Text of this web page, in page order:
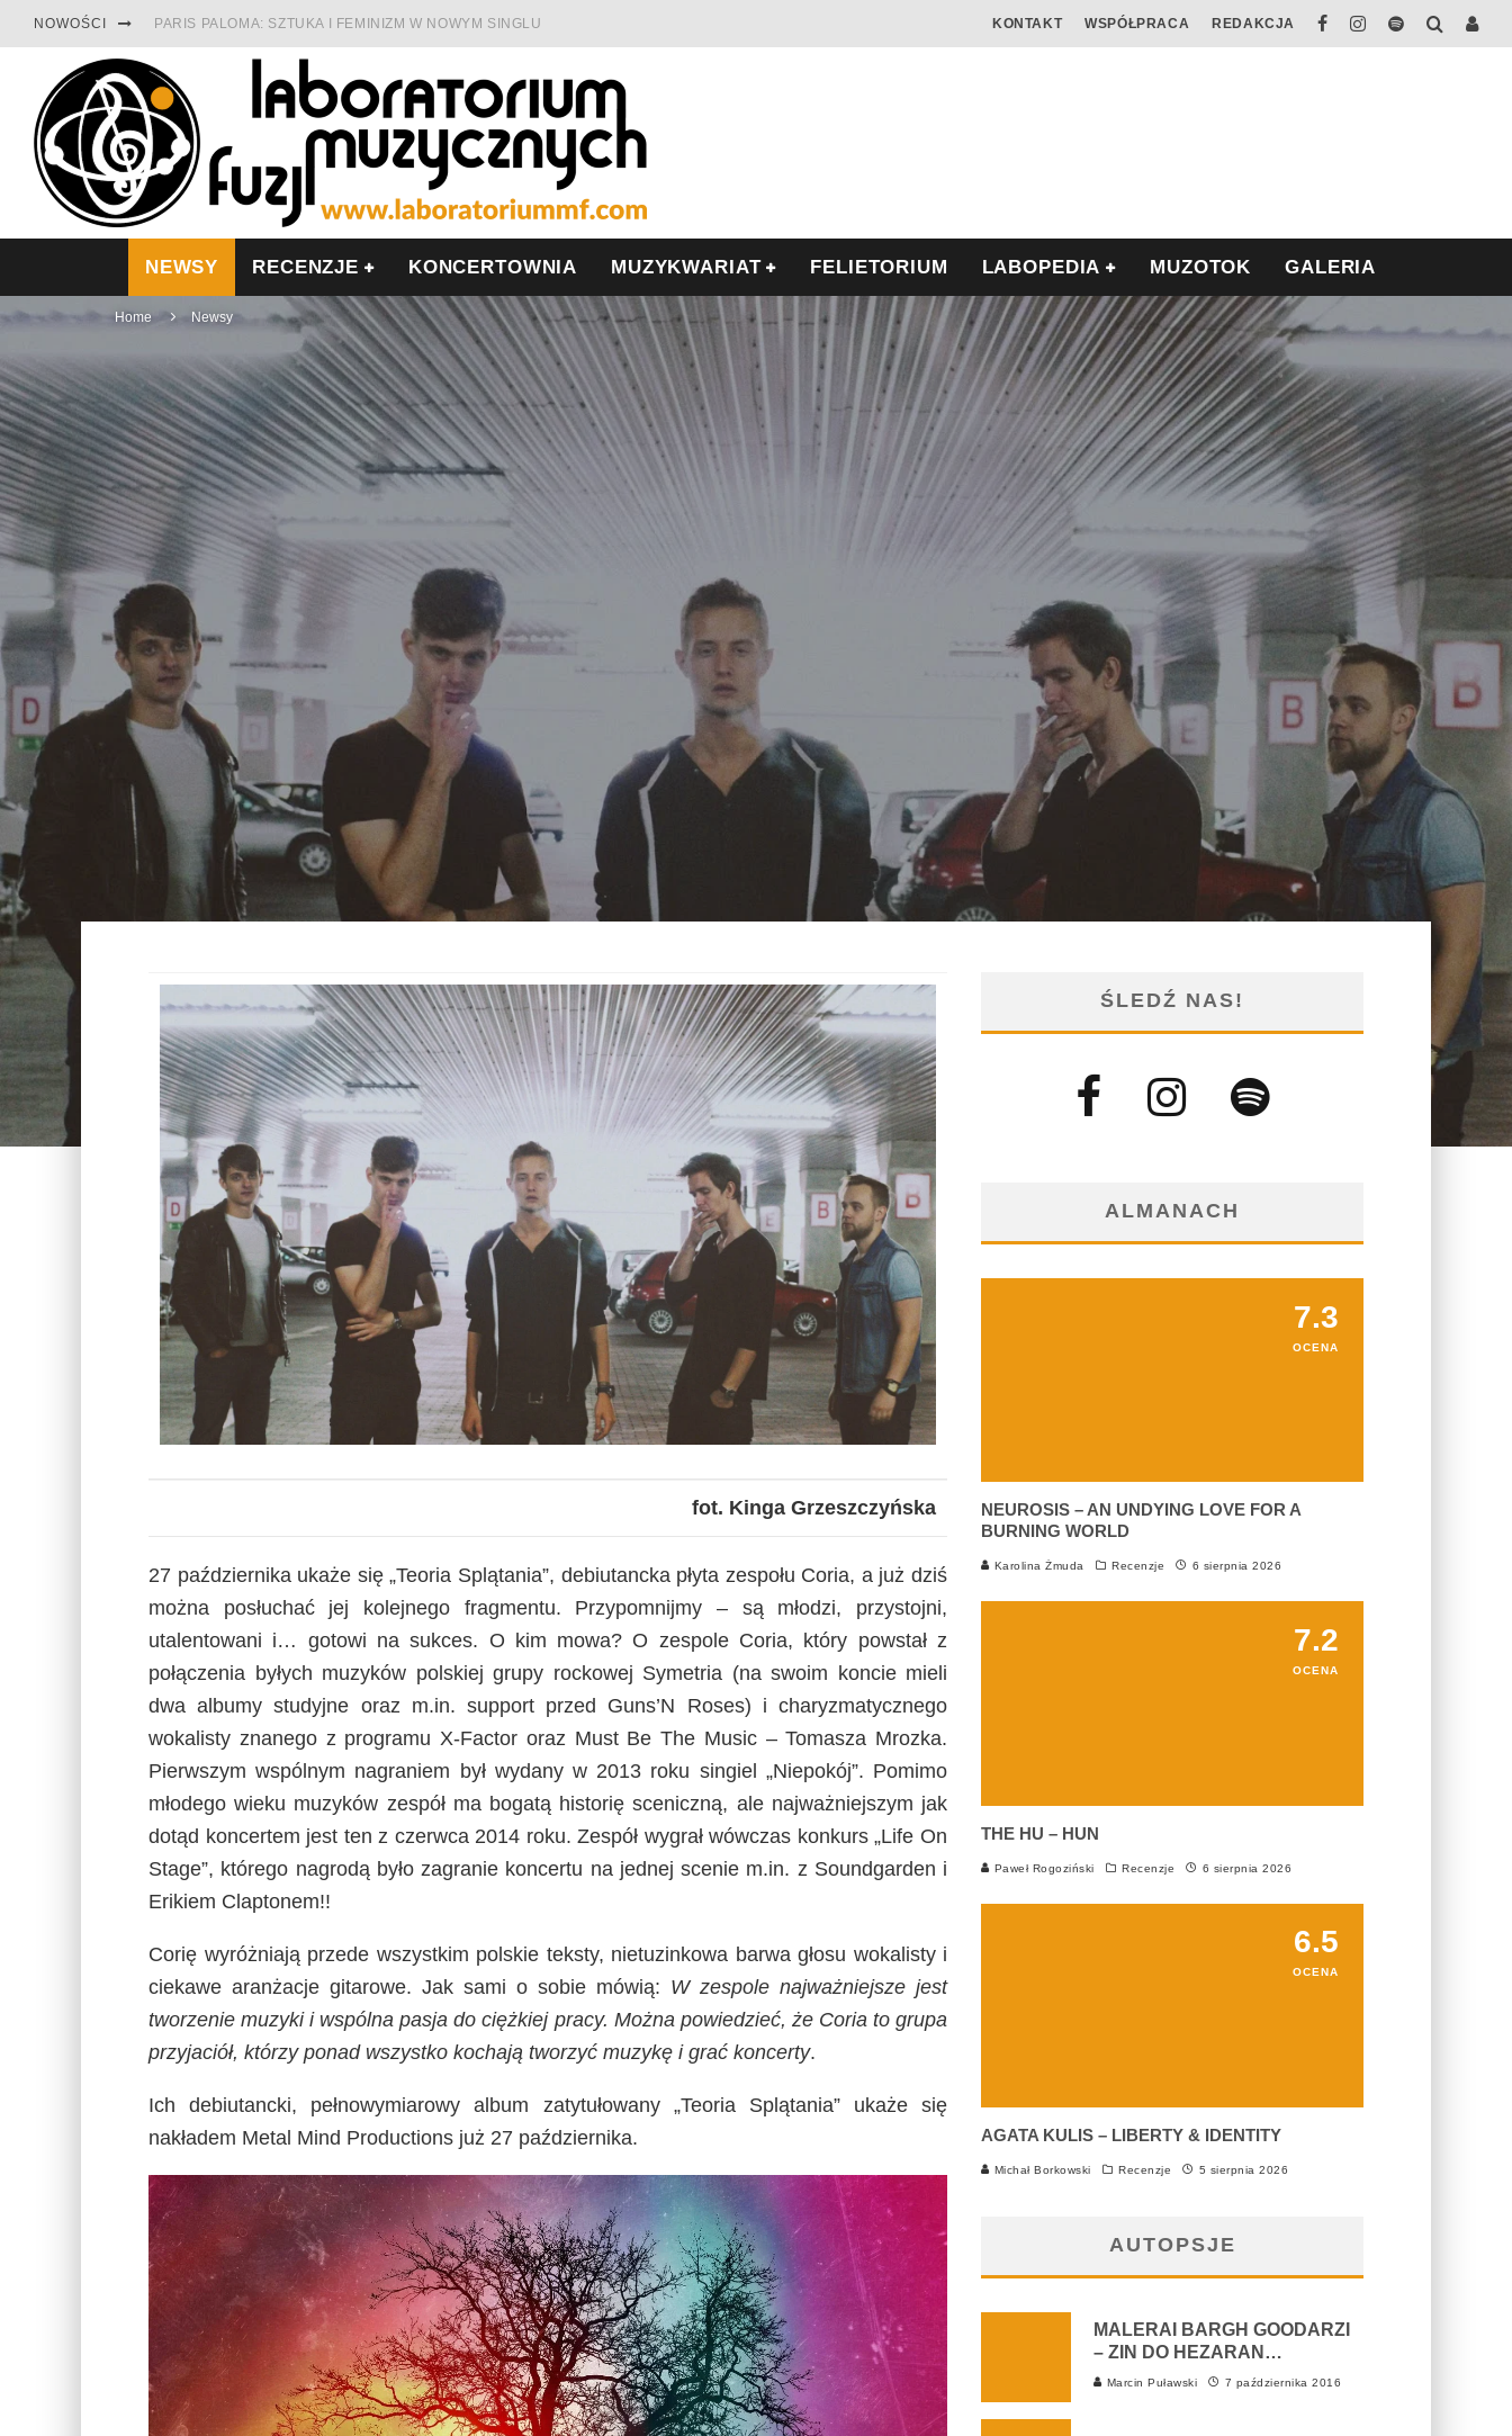
NOWOŚCI PARIS PALOMA: SZTUKA I FEMINIZM W NOWYM SINGLU
TABULA RASA Z SINGLEM DIAMENTY. SAMOTNOŚĆ I OPÓR
CINNAMON GUM MIĘDZY SOULEM A PAMIĘCIĄ
FRANCUSKI PROG METAL WEDŁUG DUALISIS
LESZEK KUŁAKOWSKI NAGRAŁ JAZZFONIĘ O POLSCE
KONTAKT WSPÓŁPRACA REDAKCJA
NEWSY RECENZJE KONCERTOWNIA MUZYKWARIAT FELIETORIUM LABOPEDIA MUZOTOK GALERIA
Home Newsy
fot. Kinga Grzeszczyńska
27 października ukaże się „Teoria Splątania”, debiutancka płyta zespołu Coria, a już dziś
można posłuchać jej kolejnego fragmentu. Przypomnijmy – są młodzi, przystojni,
utalentowani i… gotowi na sukces. O kim mowa? O zespole Coria, który powstał z
połączenia byłych muzyków polskiej grupy rockowej Symetria (na swoim koncie mieli
dwa albumy studyjne oraz m.in. support przed Guns’N Roses) i charyzmatycznego
wokalisty znanego z programu X-Factor oraz Must Be The Music – Tomasza Mrozka.
Pierwszym wspólnym nagraniem był wydany w 2013 roku singiel „Niepokój”. Pomimo
młodego wieku muzyków zespół ma bogatą historię sceniczną, ale najważniejszym jak
dotąd koncertem jest ten z czerwca 2014 roku. Zespół wygrał wówczas konkurs „Life On
Stage”, którego nagrodą było zagranie koncertu na jednej scenie m.in. z Soundgarden i
Erikiem Claptonem!!
Corię wyróżniają przede wszystkim polskie teksty, nietuzinkowa barwa głosu wokalisty i
ciekawe aranżacje gitarowe. Jak sami o sobie mówią: W zespole najważniejsze jest
tworzenie muzyki i wspólna pasja do ciężkiej pracy. Można powiedzieć, że Coria to grupa
przyjaciół, którzy ponad wszystko kochają tworzyć muzykę i grać koncerty.
Ich debiutancki, pełnowymiarowy album zatytułowany „Teoria Splątania” ukaże się
nakładem Metal Mind Productions już 27 października.
ŚLEDŹ NAS!
ALMANACH
7.3
OCENA
NEUROSIS – AN UNDYING LOVE FOR A
BURNING WORLD
Karolina Żmuda Recenzje 6 sierpnia 2026
7.2
OCENA
THE HU – HUN
Paweł Rogoziński Recenzje 6 sierpnia 2026
6.5
OCENA
AGATA KULIS – LIBERTY & IDENTITY
Michał Borkowski Recenzje 5 sierpnia 2026
AUTOPSJE
MALERAI BARGH GOODARZI
– ZIN DO HEZARAN…
Marcin Puławski 7 października 2016